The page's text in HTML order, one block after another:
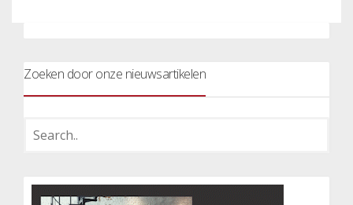
Zoeken door onze nieuwsartikelen